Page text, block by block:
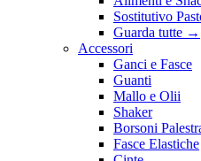
Sostitutivo
Guarda tutte →
Accessori
Ganci e Fasce
Guanti
Mallo e Olii
Shaker
Borsoni
Fasce Elastiche